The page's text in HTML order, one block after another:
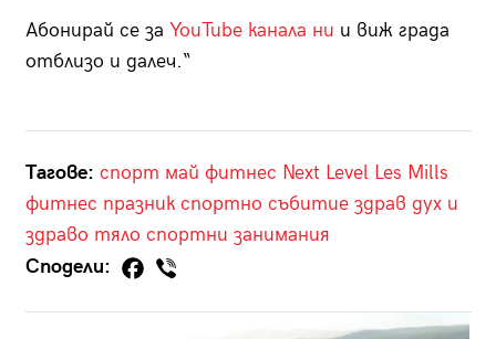
Абонирай се за YouTube канала ни и виж града
отблизо и далеч.“
Тагове: спорт май фитнес Next Level Les Mills
фитнес празник спортно събитие здрав дух и
здраво тяло спортни занимания
Сподели: